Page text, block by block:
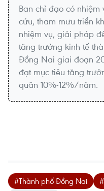
Ban chỉ đạo có nhiệm
cứu, tham mưu triển
nhiệm vụ, giải pháp
tăng trưởng kinh tế
Đồng Nai giai đoạn
đạt mục tiêu tăng
quân 10%-12%/năm.
#Thành phố Đồng Nai